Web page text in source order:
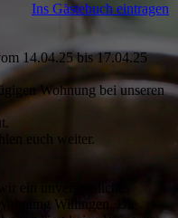
Ins Gästebuch eintragen
14.04.25 bis 17.04.25
Wohnung bei unseren
euch weiter.
ein unvergessliches
Willingen. Die